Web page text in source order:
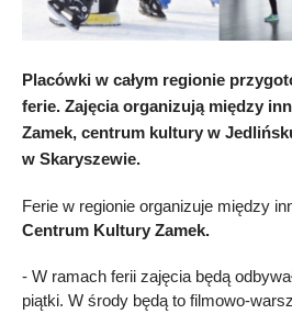
Placówki w całym regionie
ferie. Zajęcia organizują między
Zamek, centrum kultury w
w Skaryszewie.
Ferie w regionie organizuje między
Centrum Kultury Zamek.
- W ramach ferii zajęcia będą
piątki. W środy będą to filmowo-